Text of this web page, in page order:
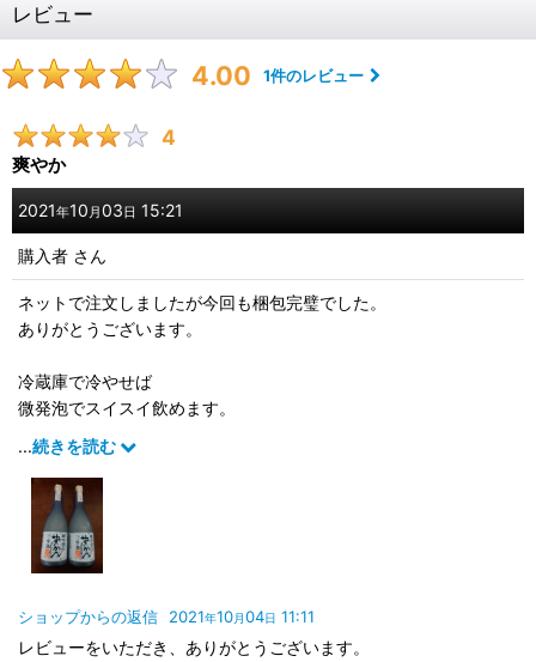
レビュー
4.00 1件のレビュー
4
爽やか
2021年10 月 03 日 15:21
購入者 さん
ネットで注文しましたが今回も梱包完璧でした。
ありがとうございます。
冷蔵庫で冷やせば
微発泡でスイスイ飲めます。
開封説明も丁寧でこぼすこともありません。
ピザ、牡蠣の燻製、焼き鳥にお鍋…
どんなお料理にも合うと思います。
...続きを読む
ショップからの返信 2021年10月04日 11:11
レビューをいただき、ありがとうございます。